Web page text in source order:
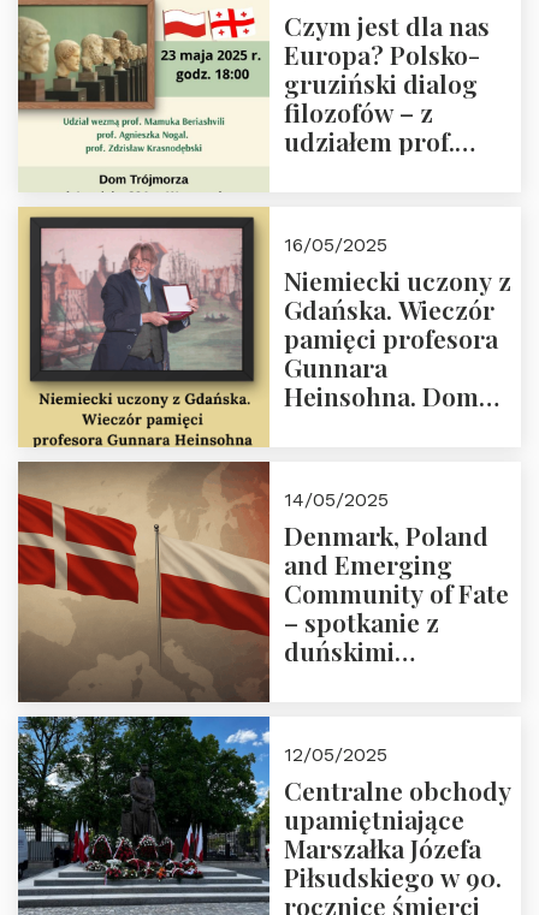
Kapituły Nagrody
im. Prezydenta
Lecha
Kaczyńskiego.
Wielki autorytet.
Czym jest dla nas
Europa? Polsko-
gruziński dialog
filozofów – z
udziałem prof.
Dom Trójmorza 23
maja 2025 r. godz.
18:00.
16/05/2025
Niemiecki uczony z
Gdańska. Wieczór
pamięci profesora
Gunnara
Heinsohna. Dom
14/05/2025
Denmark, Poland
and Emerging
Community of Fate
– spotkanie z
duńskimi
12/05/2025
Centralne obchody
upamiętniające
Marszałka Józefa
Piłsudskiego w 90.
rocznicę śmierci